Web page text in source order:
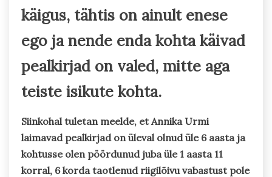
käigus, tähtis on ainult enese
ego ja nende enda kohta käivad
pealkirjad on valed, mitte aga
teiste isikute kohta.
Siinkohal tuletan meelde, et Annika Urmi
laimavad pealkirjad on üleval olnud üle 6 aasta ja
kohtusse olen pöördunud juba üle 1 aasta 11
korral, 6 korda taotlenud riigilõivu vabastust pole